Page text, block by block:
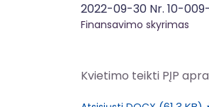
2022-09-30 Nr. 10-
Finansavimo skyrimas
Kvietimo teikti PĮP